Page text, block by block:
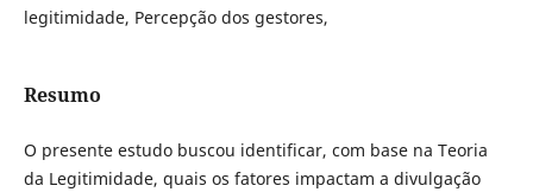
legitimidade, Percepção dos gestores,
Resumo
O presente estudo buscou identificar, com base na Teoria
da Legitimidade, quais os fatores impactam a divulgação